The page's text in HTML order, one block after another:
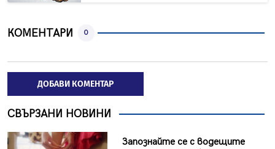
КОМЕНТАРИ 0
ДОБАВИ КОМЕНТАР
СВЪРЗАНИ НОВИНИ
Запознайте се с водещите